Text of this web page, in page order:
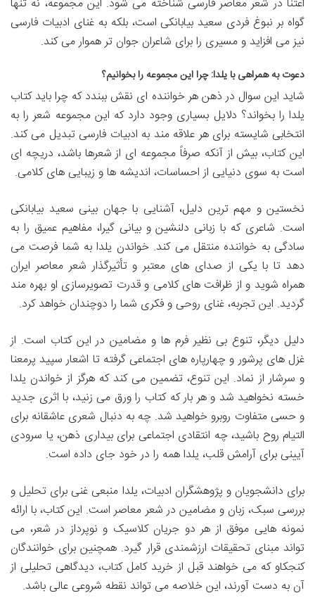
اعتنا در شعر معاصر فارسی شناخته می شود. این مجموعه، نه تنها
گواه بر نبوغ فردی سعید بیابانکی است، بلکه به غنای ادبیات فارسی
نیز می افزاید و مسیری را برای شاعران جوان تر هموار می کند.
دعوت به همراهی با یلدا: چرا این مجموعه را بخوانیم؟
شاید این سوال در ذهن هر خواننده ای نقش ببندد که چرا باید کتاب
یلدا را بخواند؟ دلایل بسیاری وجود دارد که این مجموعه شعر را به
انتخابی شایسته برای هر علاقه مند به ادبیات فارسی تبدیل می کند.
این کتاب، بیش از آنکه صرفاً مجموعه ای از شعرها باشد، دریچه ای
است به سوی دنیایی از احساسات، اندیشه ها و زیبایی های کلامی.
نخستین و مهم ترین دلیل، آشنایی با جهان بینی سعید بیابانکی
است. شاعری که با زبانی دلنشین و بیانی گیرا، مفاهیم عمیق را به
سادگی به خواننده منتقل می کند. خواندن یلدا به شما فرصت می
دهد تا با یکی از صدای های معتبر و تأثیرگذار شعر معاصر ایران
همراه شوید و از ظرافت های کلامی و قدرت تصویرسازی او بهره مند
گردید. این تجربه، غنای روحی و فکری شما را دوچندان خواهد کرد.
دلیل دیگر، تنوع بی نظیر فرم ها و مضامین در این کتاب است. از
غزل های پرشور و چهارپاره های اجتماعی گرفته تا اشعار سپید پرمعنا
و سرشار از نماد. این تنوع، تضمین می کند که هرگز از خواندن یلدا
خسته نخواهید شد و هر بار که کتاب را ورق می زنید، با اثری جدید
و حسی متفاوت روبرو خواهید شد. چه به دنبال شعری عاشقانه برای
التیام روح باشید، چه انتقادی اجتماعی برای بیداری ذهن، یا سرودی
آیینی برای آرامش قلب، یلدا همه را در خود جای داده است.
برای دانشجویان و پژوهشگران ادبیات، یلدا منبعی غنی برای تحلیل و
بررسی سبک، زبان و مضامین در شعر معاصر است. این کتاب، با ارائه
نمونه هایی موفق از هر دو جریان کلاسیک و نوپرداز در شعر، می
تواند مبنای تحقیقات ارزشمندی قرار گیرد. همچنین برای خوانندگان
کنجکاو که می خواهند قبل از خرید کامل کتاب، دیدگاهی تحلیلی از
آن به دست آورند، این خلاصه می تواند نقطه شروعی عالی باشد.